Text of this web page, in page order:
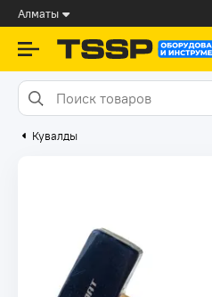
Алматы
Кувалды